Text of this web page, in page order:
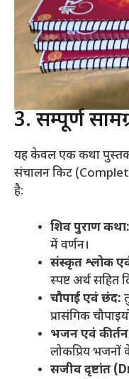
3. सम्पूर्ण
यह केवल एक कथा
संचालन किट
है:
शिव पुराण कथा:
में वर्णन।
संस्कृत श्लोक
स्पष्ट अर्थ सहित
चौपाई एवं छंद:
प्रासंगिक
भजन एवं
लोकप्रिय
सजीव दृष्टांत